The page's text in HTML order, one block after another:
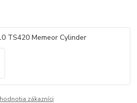
zákazníci